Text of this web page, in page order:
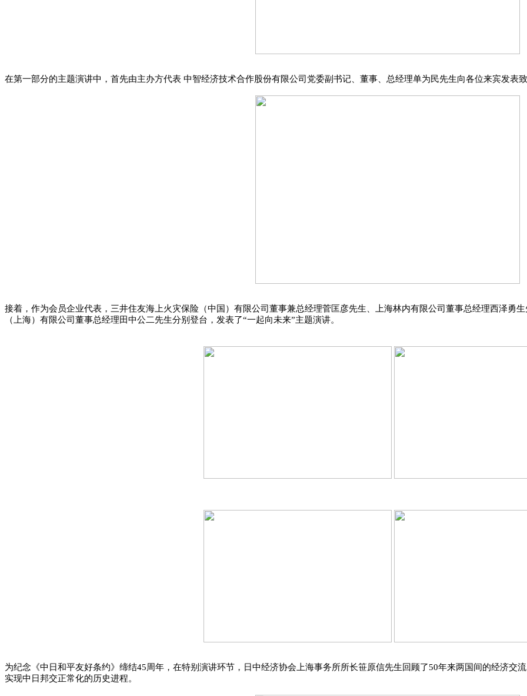
在第一部分的主题演讲中，首先由主办方代表 中智经济技术合作股份有限公司党委副书记、董事、总经理单为民先生向各位来宾发表
接着，作为会员企业代表，三井住友海上火灾保险（中国）有限公司董事兼总经理菅匡彦先生、上海林内有限公司董事总经理西泽勇
（上海）有限公司董事总经理田中公二先生分别登台，发表了“一起向未来”主题演讲。
为纪念《中日和平友好条约》缔结45周年，在特别演讲环节，日中经济协会上海事务所所长笹原信先生回顾了50年来两国间的经济交
实现中日邦交正常化的历史进程。